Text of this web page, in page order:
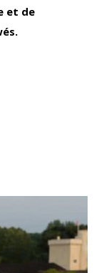
et de